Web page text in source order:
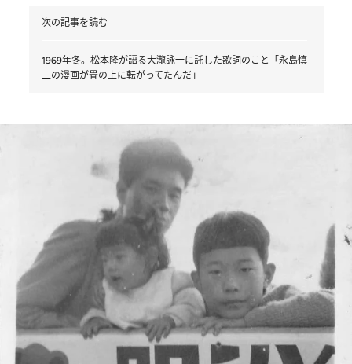
次の記事を読む
1969年冬。松本隆が語る大瀧詠一に託した歌詞のこと「永島慎
二の漫画が畳の上に転がってたんだ」